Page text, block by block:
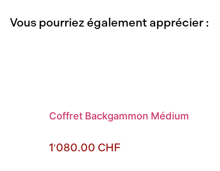
Vous pourriez également apprécier :
Coffret Backgammon Médium
1′080.00 CHF